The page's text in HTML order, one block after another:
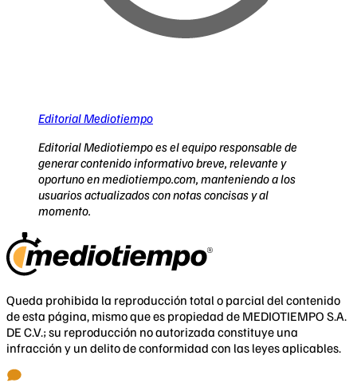
Editorial Mediotiempo
Editorial Mediotiempo es el equipo responsable de
generar contenido informativo breve, relevante y
oportuno en mediotiempo.com, manteniendo a los
usuarios actualizados con notas concisas y al
momento.
Queda prohibida la reproducción total o parcial del contenido
de esta página, mismo que es propiedad de MEDIOTIEMPO S.A.
DE C.V.; su reproducción no autorizada constituye una
infracción y un delito de conformidad con las leyes aplicables.